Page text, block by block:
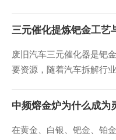
发、环评不达标等问题，
低损耗、易操作的优势，
金、小型加工厂的常用设
废旧汽车三元催化器是钯
要资源，随着汽车拆解行
点跨度大，对熔炼设备的
效果有着较高要求，普通
业的三元催化提炼设备。
在黄金、白银、钯金、铂